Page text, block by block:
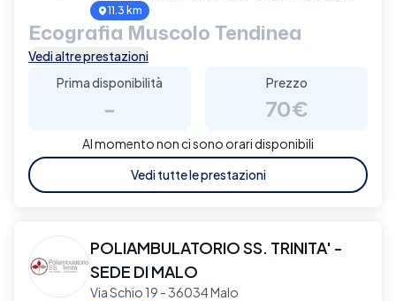
11.3 km
Ecografia Muscolo Tendinea
Vedi altre prestazioni
Prima disponibilità
-
Prezzo
70€
Al momento non ci sono orari disponibili
Vedi tutte le prestazioni
POLIAMBULATORIO SS. TRINITA' -
SEDE DI MALO
Via Schio 19 - 36034 Malo